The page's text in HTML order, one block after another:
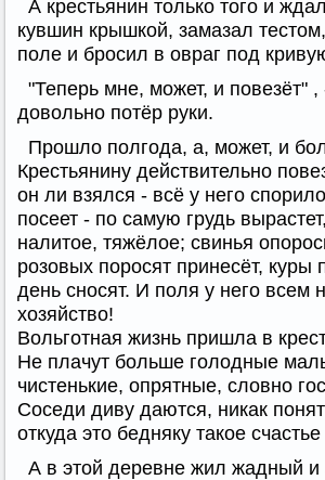
А крестьянин только того и
кувшин крышкой, замазал
поле и бросил в овраг под
"Теперь мне, может, и повезёт"
довольно потёр руки.
Прошло полгода, а, может, и
Крестьянину действительно
он ли взялся - всё у него
посеет - по самую грудь
налитое, тяжёлое; свинья
розовых поросят принесёт, куры
день сносят. И поля у него всем
хозяйство!
Вольготная жизнь пришла в
Не плачут больше голодные
чистенькие, опрятные, словно
Соседи диву даются, никак
откуда это бедняку такое
А в этой деревне жил жадный и